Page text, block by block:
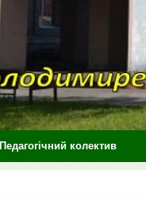
Педагогічний колектив